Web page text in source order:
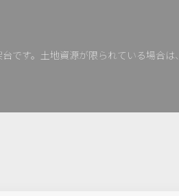
です。土地資源が限られている場合